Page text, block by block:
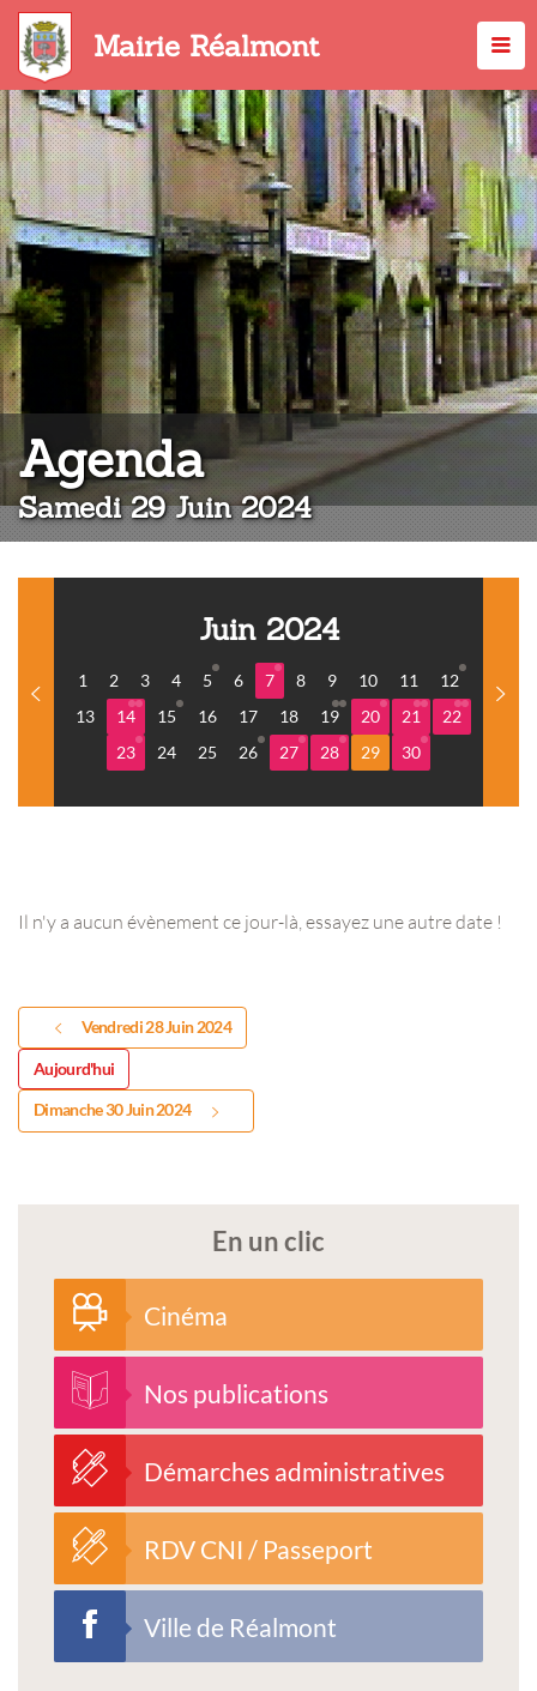
Aller
contenu
principal
Mairie Réalmont
Agenda:
Samedi 29 Juin 2024
Juin 2024
1 2 3 4 5 6 7 8 9 10 11
12
13
14 15 16 17 18 19 20 21
22
23
24 25 26 27 28 29 30
Il n'y a aucun évènement ce jour-là, essayez une autre date !
Vendredi 28 Juin 2024
Aujourd'hui
Dimanche 30 Juin 2024
En un clic
Cinéma
Nos publications
Démarches administratives
RDV CNI / Passeport
Ville de Réalmont